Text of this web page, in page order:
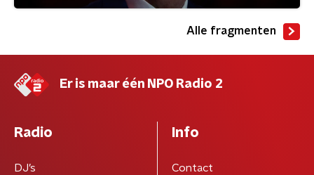
Alle fragmenten
Er is maar één NPO Radio 2
Radio
DJ’s
Info
Contact